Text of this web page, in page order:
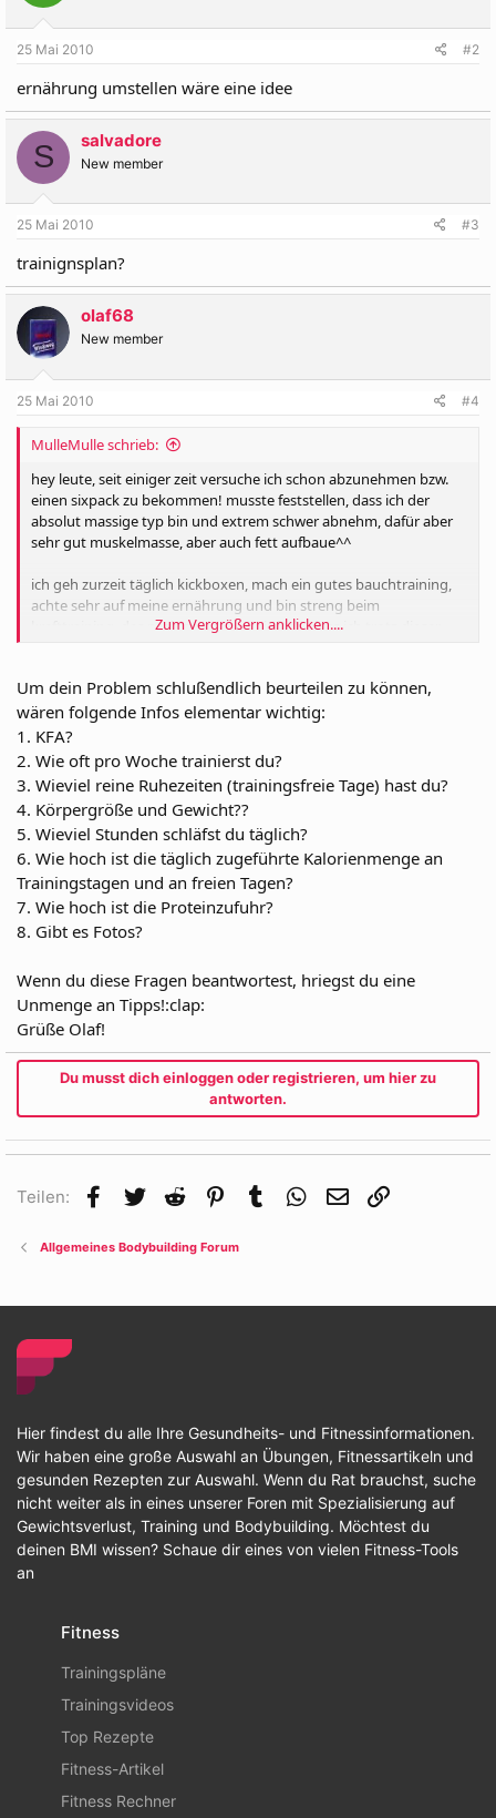
25 Mai 2010 #2
ernährung umstellen wäre eine idee
S salvadore
New member
25 Mai 2010 #3
trainignsplan?
olaf68
New member
25 Mai 2010 #4
MulleMulle schrieb:
hey leute, seit einiger zeit versuche ich schon abzunehmen bzw.
einen sixpack zu bekommen! musste feststellen, dass ich der
absolut massige typ bin und extrem schwer abnehm, dafür aber
sehr gut muskelmasse, aber auch fett aufbaue^^
ich geh zurzeit täglich kickboxen, mach ein gutes bauchtraining,
achte sehr auf meine ernährung und bin streng beim
krafttraining. das problem ist nun einfach, dass ich trotz dieser
fortschritte sehen ) ^^ und bauchmuskeln sind nur im oberen teil
leicht zu sehen......
ich würde mich sehr über tipps freuen
Zum Vergrößern anklicken....
Um dein Problem schlußendlich beurteilen zu können,
wären folgende Infos elementar wichtig:
1. KFA?
2. Wie oft pro Woche trainierst du?
3. Wieviel reine Ruhezeiten (trainingsfreie Tage) hast du?
4. Körpergröße und Gewicht??
5. Wieviel Stunden schläfst du täglich?
6. Wie hoch ist die täglich zugeführte Kalorienmenge an
Trainingstagen und an freien Tagen?
7. Wie hoch ist die Proteinzufuhr?
8. Gibt es Fotos?
Wenn du diese Fragen beantwortest, hriegst du eine
Unmenge an Tipps!:clap:
Grüße Olaf!
Du musst dich einloggen oder registrieren, um hier zu
antworten.
Teilen: Facebook
Twitter Reddit Pinterest
Tumblr WhatsApp
E-Mail
Allgemeines Bodybuilding Forum
Hier findest du alle Ihre Gesundheits- und Fitnessinformationen.
Wir haben eine große Auswahl an Übungen, Fitnessartikeln und
gesunden Rezepten zur Auswahl. Wenn du Rat brauchst, suche
nicht weiter als in eines unserer Foren mit Spezialisierung auf
Gewichtsverlust, Training und Bodybuilding. Möchtest du
deinen BMI wissen? Schaue dir eines von vielen Fitness-Tools
an
Fitness
Trainingspläne
Trainingsvideos
Top Rezepte
Fitness-Artikel
Fitness Rechner